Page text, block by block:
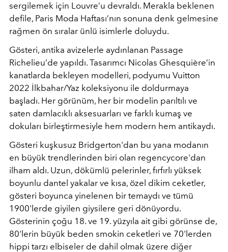
sergilemek için Louvre’u devraldı. Merakla beklenen
defile, Paris Moda Haftası’nın sonuna denk gelmesine
rağmen ön sıralar ünlü isimlerle doluydu.
Gösteri, antika avizelerle aydınlanan Passage
Richelieu’de yapıldı. Tasarımcı Nicolas Ghesquière’in
kanatlarda bekleyen modelleri, podyumu Vuitton
2022 İlkbahar/Yaz koleksiyonu ile doldurmaya
başladı. Her görünüm, her bir modelin parıltılı ve
saten damlacıklı aksesuarları ve farklı kumaş ve
dokuları birleştirmesiyle hem modern hem antikaydı.
Gösteri kuşkusuz Bridgerton'dan bu yana modanın
en büyük trendlerinden biri olan regencycore'dan
ilham aldı. Uzun, dökümlü pelerinler, fırfırlı yüksek
boyunlu dantel yakalar ve kısa, özel dikim ceketler,
gösteri boyunca yinelenen bir temaydı ve tümü
1900'lerde giyilen giysilere geri dönüyordu.
Gösterinin çoğu 18. ve 19. yüzyıla ait gibi görünse de,
80'lerin büyük beden smokin ceketleri ve 70'lerden
hippi tarzı elbiseler de dahil olmak üzere diğer